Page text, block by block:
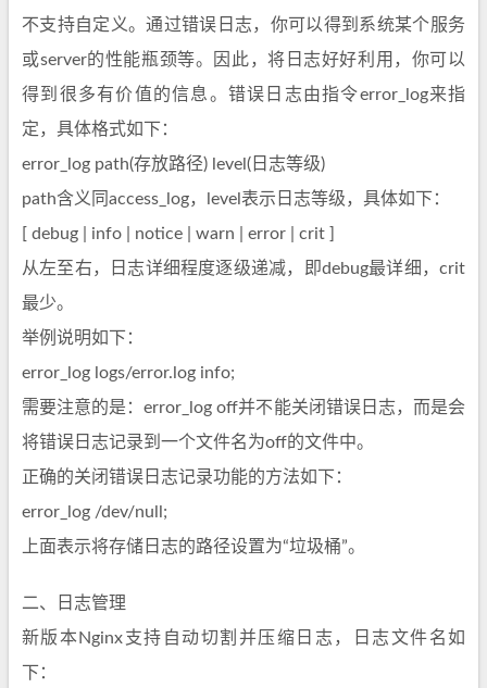
不支持自定义。通过错误日志，你可以得到系统某个服务
或server的性能瓶颈等。因此，将日志好好利用，你可以
得到很多有价值的信息。错误日志由指令error_log来指
定，具体格式如下：
error_log path(存放路径) level(日志等级)
path含义同access_log，level表示日志等级，具体如下：
[ debug | info | notice | warn | error | crit ]
从左至右，日志详细程度逐级递减，即debug最详细，crit
最少。
举例说明如下：
error_log logs/error.log info;
需要注意的是：error_log off并不能关闭错误日志，而是会
将错误日志记录到一个文件名为off的文件中。
正确的关闭错误日志记录功能的方法如下：
error_log /dev/null;
上面表示将存储日志的路径设置为“垃圾桶”。
二、日志管理
新版本Nginx支持自动切割并压缩日志，日志文件名如
下：